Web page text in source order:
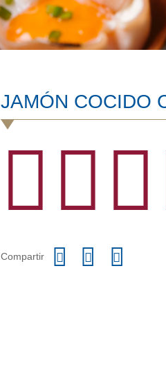
JAMÓN COCIDO
Compartir